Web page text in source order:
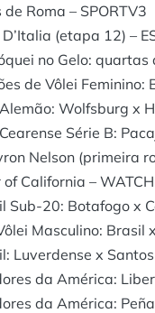
Roma – SPORTV3
(etapa 12) –
no Gelo: quartas
de Vôlei Feminino:
Wolfsburg x
Série B:
Nelson (primeira
California –
Sub-20: Botafogo x
Masculino: Brasil
Luverdense x Santos
da América:
da América: